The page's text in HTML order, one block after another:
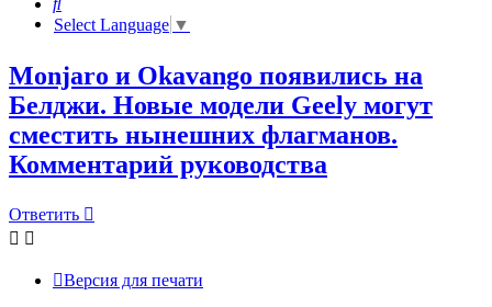
Select Language ▼
Monjaro и Okavango появились на
Белджи. Новые модели Geely могут
сместить нынешних флагманов.
Комментарий руководства
Ответить
Версия для печати